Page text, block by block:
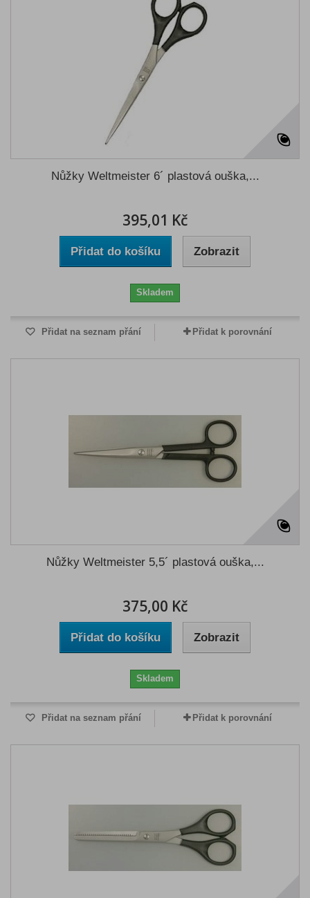
Nůžky Weltmeister 6´ plastová ouška,...
395,01 Kč
Přidat do košíku Zobrazit
Skladem
Přidat na seznam přání Přidat k porovnání
Nůžky Weltmeister 5,5´ plastová ouška,...
375,00 Kč
Přidat do košíku Zobrazit
Skladem
Přidat na seznam přání Přidat k porovnání